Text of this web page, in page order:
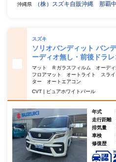
沖縄県 （株）スズキ自販沖縄 那覇
スズキ
ソリオバンディット バン
ーディオ無し・前後ドラレ
マット Ｒガラスフィルム オーデ
フロアマット オートライト スラ
ター オートエアコン
CVT | ピュアホワイトパール
年式
走行距離
排気量
車検
修復歴